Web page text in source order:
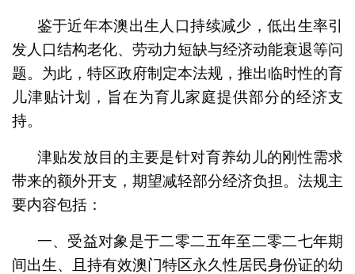
鉴于近年本澳出生人口持续减少，低出生率引
发人口结构老化、劳动力短缺与经济动能衰退等问
题。为此，特区政府制定本法规，推出临时性的育
儿津贴计划，旨在为育儿家庭提供部分的经济支
持。
津贴发放目的主要是针对育养幼儿的刚性需求
带来的额外开支，期望减轻部分经济负担。法规主
要内容包括：
一、受益对象是于二零二五年至二零二七年期
间出生、且持有效澳门特区永久性居民身份证的幼